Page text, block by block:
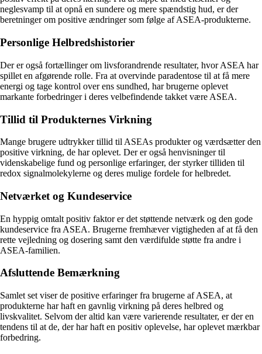
neglesvamp til at opnå en sundere og mere spændstig hud, er der
beretninger om positive ændringer som følge af ASEA-produkterne.
Personlige Helbredshistorier
Der er også fortællinger om livsforandrende resultater, hvor ASEA har
spillet en afgørende rolle. Fra at overvinde paradentose til at få mere
energi og tage kontrol over ens sundhed, har brugerne oplevet
markante forbedringer i deres velbefindende takket være ASEA.
Tillid til Produkternes Virkning
Mange brugere udtrykker tillid til ASEAs produkter og værdsætter den
positive virkning, de har oplevet. Der er også henvisninger til
videnskabelige fund og personlige erfaringer, der styrker tilliden til
redox signalmolekylerne og deres mulige fordele for helbredet.
Netværket og Kundeservice
En hyppig omtalt positiv faktor er det støttende netværk og den gode
kundeservice fra ASEA. Brugerne fremhæver vigtigheden af at få den
rette vejledning og dosering samt den værdifulde støtte fra andre i
ASEA-familien.
Afsluttende Bemærkning
Samlet set viser de positive erfaringer fra brugerne af ASEA, at
produkterne har haft en gavnlig virkning på deres helbred og
livskvalitet. Selvom der altid kan være varierende resultater, er der en
tendens til at de, der har haft en positiv oplevelse, har oplevet mærkbar
forbedring.